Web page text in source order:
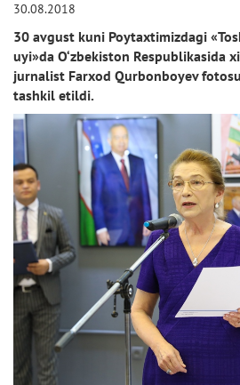
30.08.2018
30 avgust kuni Poytaxtimizdagi
uyi»da O‘zbekiston Respublikasida
jurnalist Farxod Qurbonboyev
tashkil etildi.